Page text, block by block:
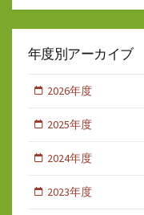
年度別アーカイブ
2026年度
2025年度
2024年度
2023年度